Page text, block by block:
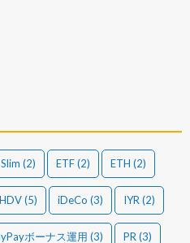
(2) ETF(2) ETH (2)
HDV(5) iDeCo (3) IYR (2)
ボーナス運用 (3) PR (3)